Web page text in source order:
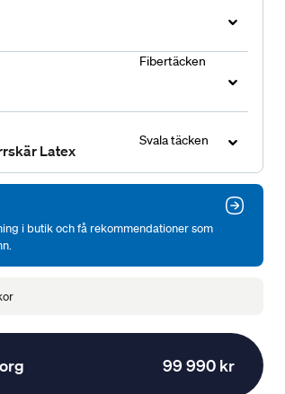
Fibertäcken
Svala täcken
Latex
i butik och få rekommendationer som
99 990 kr